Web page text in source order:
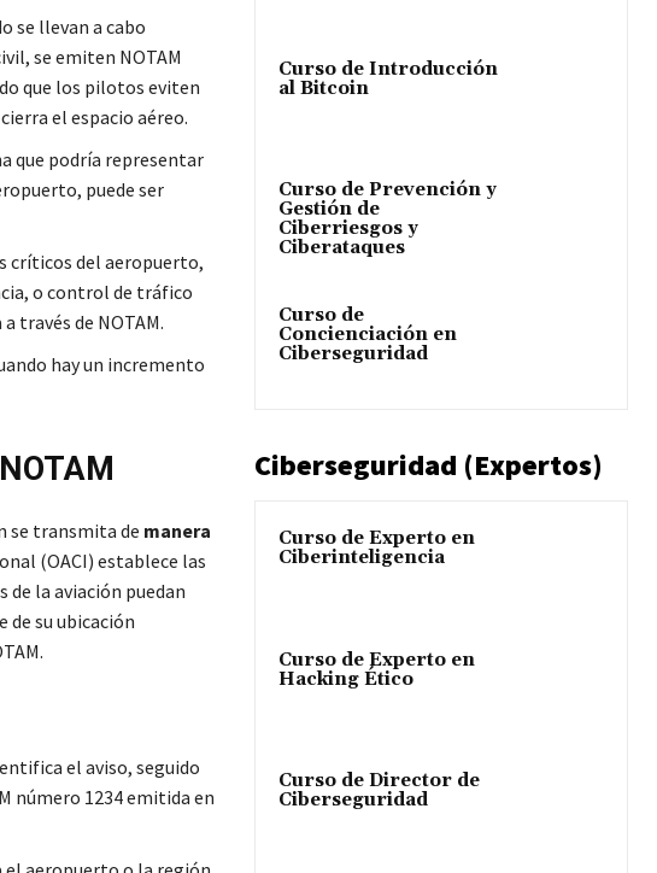
se llevan a cabo
se emiten NOTAM
que los pilotos eviten
el espacio aéreo.
que podría representar
puede ser
críticos del aeropuerto,
o control de tráfico
través de NOTAM.
hay un incremento
se transmita de manera
(OACI) establece las
la aviación puedan
su ubicación
el aviso, seguido
número 1234 emitida en
Curso de Introducción
al Bitcoin
Curso de Prevención y
Gestión de
Ciberriesgos y
Ciberataques
Curso de
Concienciación en
Ciberseguridad
Ciberseguridad (Expertos)
Curso de Experto en
Ciberinteligencia
Curso de Experto en
Hacking Ético
Curso de Director de
Ciberseguridad